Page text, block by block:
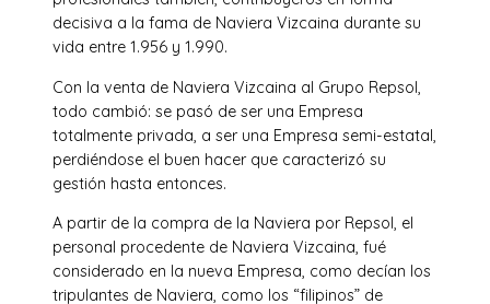
decisiva a la fama de Naviera Vizcaina durante su
vida entre 1.956 y 1.990.
Con la venta de Naviera Vizcaina al Grupo Repsol,
todo cambió: se pasó de ser una Empresa
totalmente privada, a ser una Empresa semi-estatal,
perdiéndose el buen hacer que caracterizó su
gestión hasta entonces.
A partir de la compra de la Naviera por Repsol, el
personal procedente de Naviera Vizcaina, fué
considerado en la nueva Empresa, como decían los
tripulantes de Naviera, como los “filipinos” de